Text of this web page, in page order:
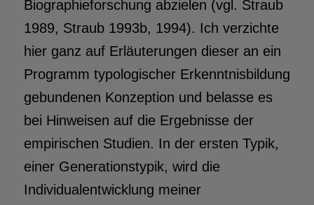
Biographieforschung abzielen (vgl. Straub
1989, Straub 1993b, 1994). Ich verzichte
hier ganz auf Erläuterungen dieser an ein
Programm typologischer Erkenntnisbildung
gebundenen Konzeption und belasse es
bei Hinweisen auf die Ergebnisse der
empirischen Studien. In der ersten Typik,
einer Generationstypik, wird die
Individualentwicklung meiner